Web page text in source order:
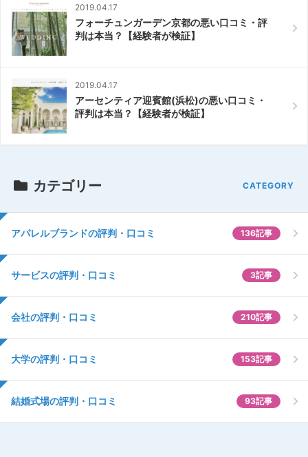
2019.04.17
フォーチュンガーデン京都の悪い口コミ・評
判は本当？【経験者が検証】
2019.04.17
アーセンティア迎賓館(浜松)の悪い口コミ・
評判は本当？【経験者が検証】
カテゴリー
アパレルブランドの評判・口コミ 136記事
サービスの評判・口コミ 3記事
会社の評判・口コミ 210記事
大学の評判・口コミ 153記事
結婚式場の評判・口コミ 93記事